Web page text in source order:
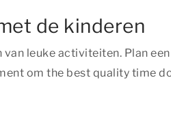
de kinderen
leuke activiteiten. Plan
om the best quality time